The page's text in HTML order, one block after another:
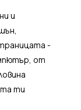
и
-
от
ти